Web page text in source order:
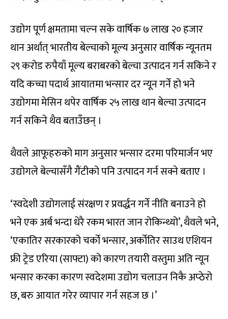
उद्योग पूर्ण क्षमतामा चल्न सके वार्षिक ७ लाख २० हजार
थान अर्थात् भारतीय बेल्चाको मूल्य अनुसार वार्षिक न्यूनतम
२९ करोड रुपैयाँ मूल्य बराबरको बेल्चा उत्पादन गर्न सकिने र
यदि कच्चा पदार्थ आयातमा भन्सार दर न्यून गर्ने हो भने
उद्योगमा मेसिन थपेर वार्षिक २५ लाख थान बेल्चा उत्पादन
गर्न सकिने थैव बताउँछन् ।
थैवले आफूहरुको माग अनुसार भन्सार दरमा परिमार्जन भए
उद्योगले बेल्चासँगै गैंटीको पनि उत्पादन गर्न सक्ने बताए ।
‘स्वदेशी उद्योगलाई संरक्षण र प्रवर्द्धन गर्ने नीति बनाउने हो
भने एक अर्ब भन्दा धेरै रकम भारत जान रोकिन्थ्यो’, थैवले भने,
‘एकातिर सरकारको चर्को भन्सार, अर्कोतिर साउथ एशियन
फ्री ट्रेड एरिया (साफ्टा) को कारण तयारी वस्तुमा अति न्यून
भन्सार करका कारण स्वदेशमा उद्योग चलाउन निकै अप्ठेरो
छ, बरु आयात गरेर व्यापार गर्न सहज छ ।’